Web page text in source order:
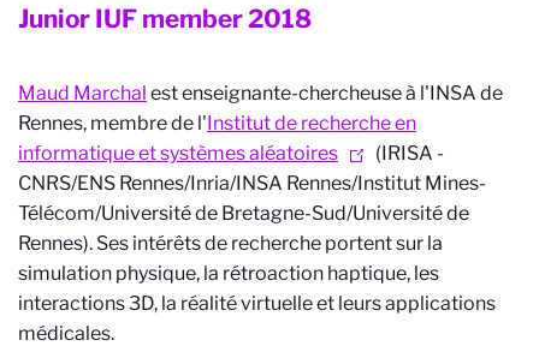
Junior IUF member2018
Maud Marchal est enseignante-chercheuse à l'INSA de
Rennes, membre de l'Institut de recherche en
informatique et systèmes aléatoires
(IRISA -
CNRS/ENS Rennes/Inria/INSA Rennes/Institut Mines-
Télécom/Université de Bretagne-Sud/Université de
Rennes). Ses intérêts de recherche portent sur la
simulation physique, la rétroaction haptique, les
interactions 3D, la réalité virtuelle et leurs applications
médicales.